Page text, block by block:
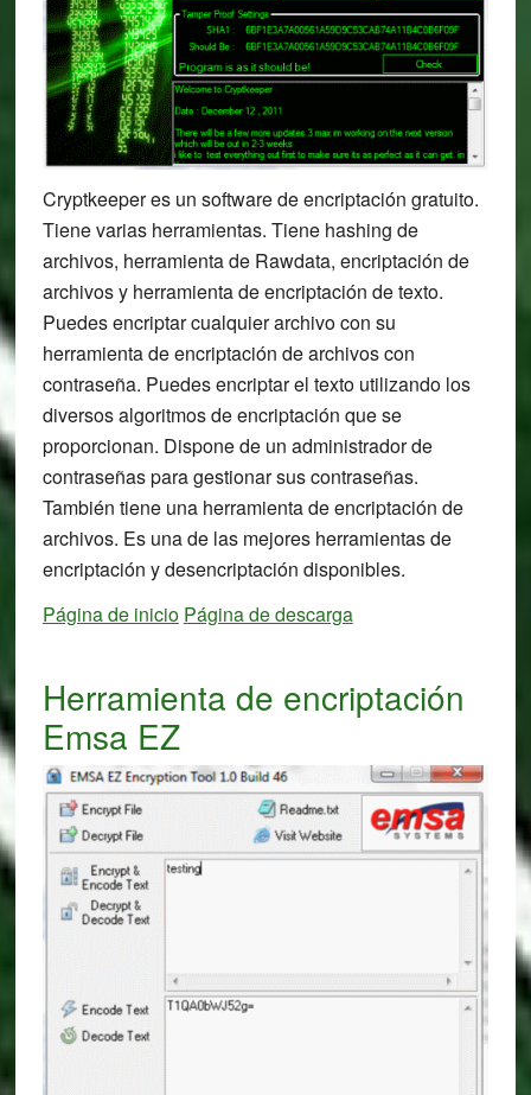
Cryptkeeper es un software de encriptación gratuito.
Tiene varias herramientas. Tiene hashing de
archivos, herramienta de Rawdata, encriptación de
archivos y herramienta de encriptación de texto.
Puedes encriptar cualquier archivo con su
herramienta de encriptación de archivos con
contraseña. Puedes encriptar el texto utilizando los
diversos algoritmos de encriptación que se
proporcionan. Dispone de un administrador de
contraseñas para gestionar sus contraseñas.
También tiene una herramienta de encriptación de
archivos. Es una de las mejores herramientas de
encriptación y desencriptación disponibles.
Página de inicio Página de descarga
Herramienta de encriptación
Emsa EZ